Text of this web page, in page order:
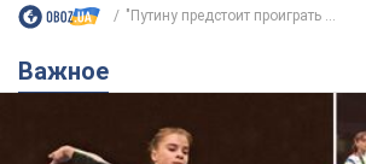
"Путину предстоит проиграть ...
Важное